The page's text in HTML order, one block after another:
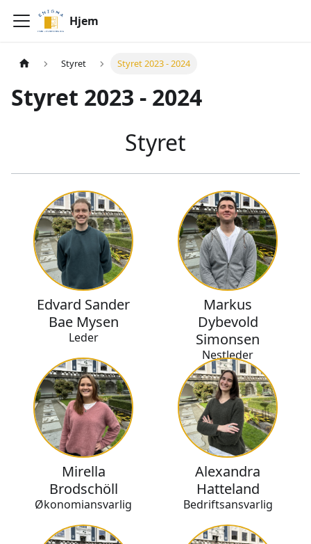
Hjem
Styret Styret 2023 - 2024
Styret 2023 - 2024
Styret
Edvard Sander
Bae Mysen
Leder
Markus
Dybevold
Simonsen
Nestleder
Mirella
Brodschöll
Økonomiansvarlig
Alexandra
Hatteland
Bedriftsansvarlig